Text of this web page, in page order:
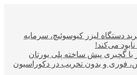
دستگاه لیزر کیوسوئیچ، سرمایه
نابود می‌کند!
با گچبری پیش ساخته پلی یورتان
فوری و بدون تخریب در دکوراسیون